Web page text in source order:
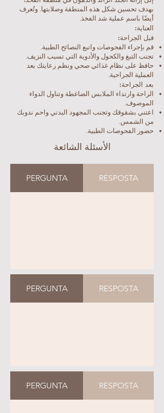
بهدف تحسين شكل هذه المنطقة وصلابتها. وتُعرف
أيضًا باسم عملية شد الفخذ.
العناية:
قبل الجراحة:
قم بإجراء الفحوصات واتبع النصائح الطبية.
تجنب التبغ والكحول والأدوية التي تسبب النزيف.
حافظ على نظام غذائي صحي ونظم رعايتك بعد
العملية الجراحية.
بعد الجراحة:
الراحة وارتداء الملابس الضاغطة وتناول الدواء
الموصوف.
اعتني بشقوقك وتجنب المجهود البدني واحم ندوبك
من الشمس.
حضور الفحوصات الطبية.
الأسئلة الشائعة
PERGUNTA RESPOSTA
PERGUNTA RESPOSTA
PERGUNTA RESPOSTA